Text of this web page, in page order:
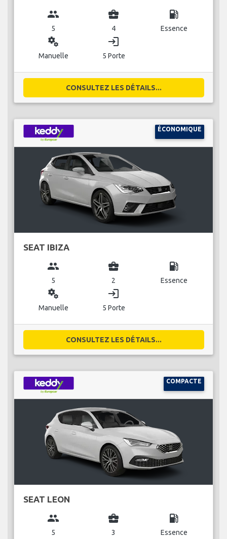
group
5
business_center
4
local_gas_station
Essence
miscellaneous_services
Manuelle
login
5 Porte
CONSULTEZ LES DÉTAILS...
ÉCONOMIQUE
SEAT IBIZA
group
5
business_center
2
local_gas_station
Essence
miscellaneous_services
Manuelle
login
5 Porte
CONSULTEZ LES DÉTAILS...
COMPACTE
SEAT LEON
group
5
business_center
3
local_gas_station
Essence